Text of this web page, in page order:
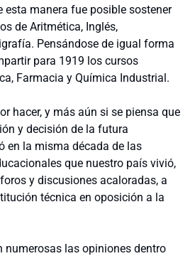
esta manera fue posible sostener
de Aritmética, Inglés,
Pensándose de igual forma
para 1919 los cursos
Farmacia y Química Industrial.
hacer, y más aún si se piensa que
y decisión de la futura
en la misma década de las
que nuestro país vivió,
y discusiones acaloradas, a
técnica en oposición a la
numerosas las opiniones dentro